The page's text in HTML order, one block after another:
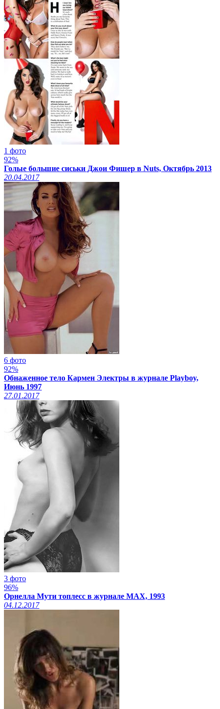
1 фото
92%
Голые большие сиськи Джои Фишер в Nuts, Октябрь 2013
20.04.2017
6 фото
92%
Обнаженное тело Кармен Электры в журнале Playboy,
Июнь 1997
27.01.2017
3 фото
96%
Орнелла Мути топлесс в журнале MAX, 1993
04.12.2017